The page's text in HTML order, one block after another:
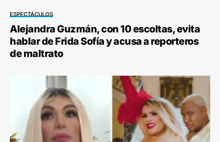
ESPECTÁCULOS
Alejandra Guzmán, con 10 escoltas, evita
hablar de Frida Sofía y acusa a reporteros
de maltrato